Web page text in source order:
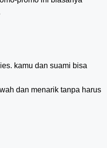
kamu dan suami bisa
dan menarik tanpa harus